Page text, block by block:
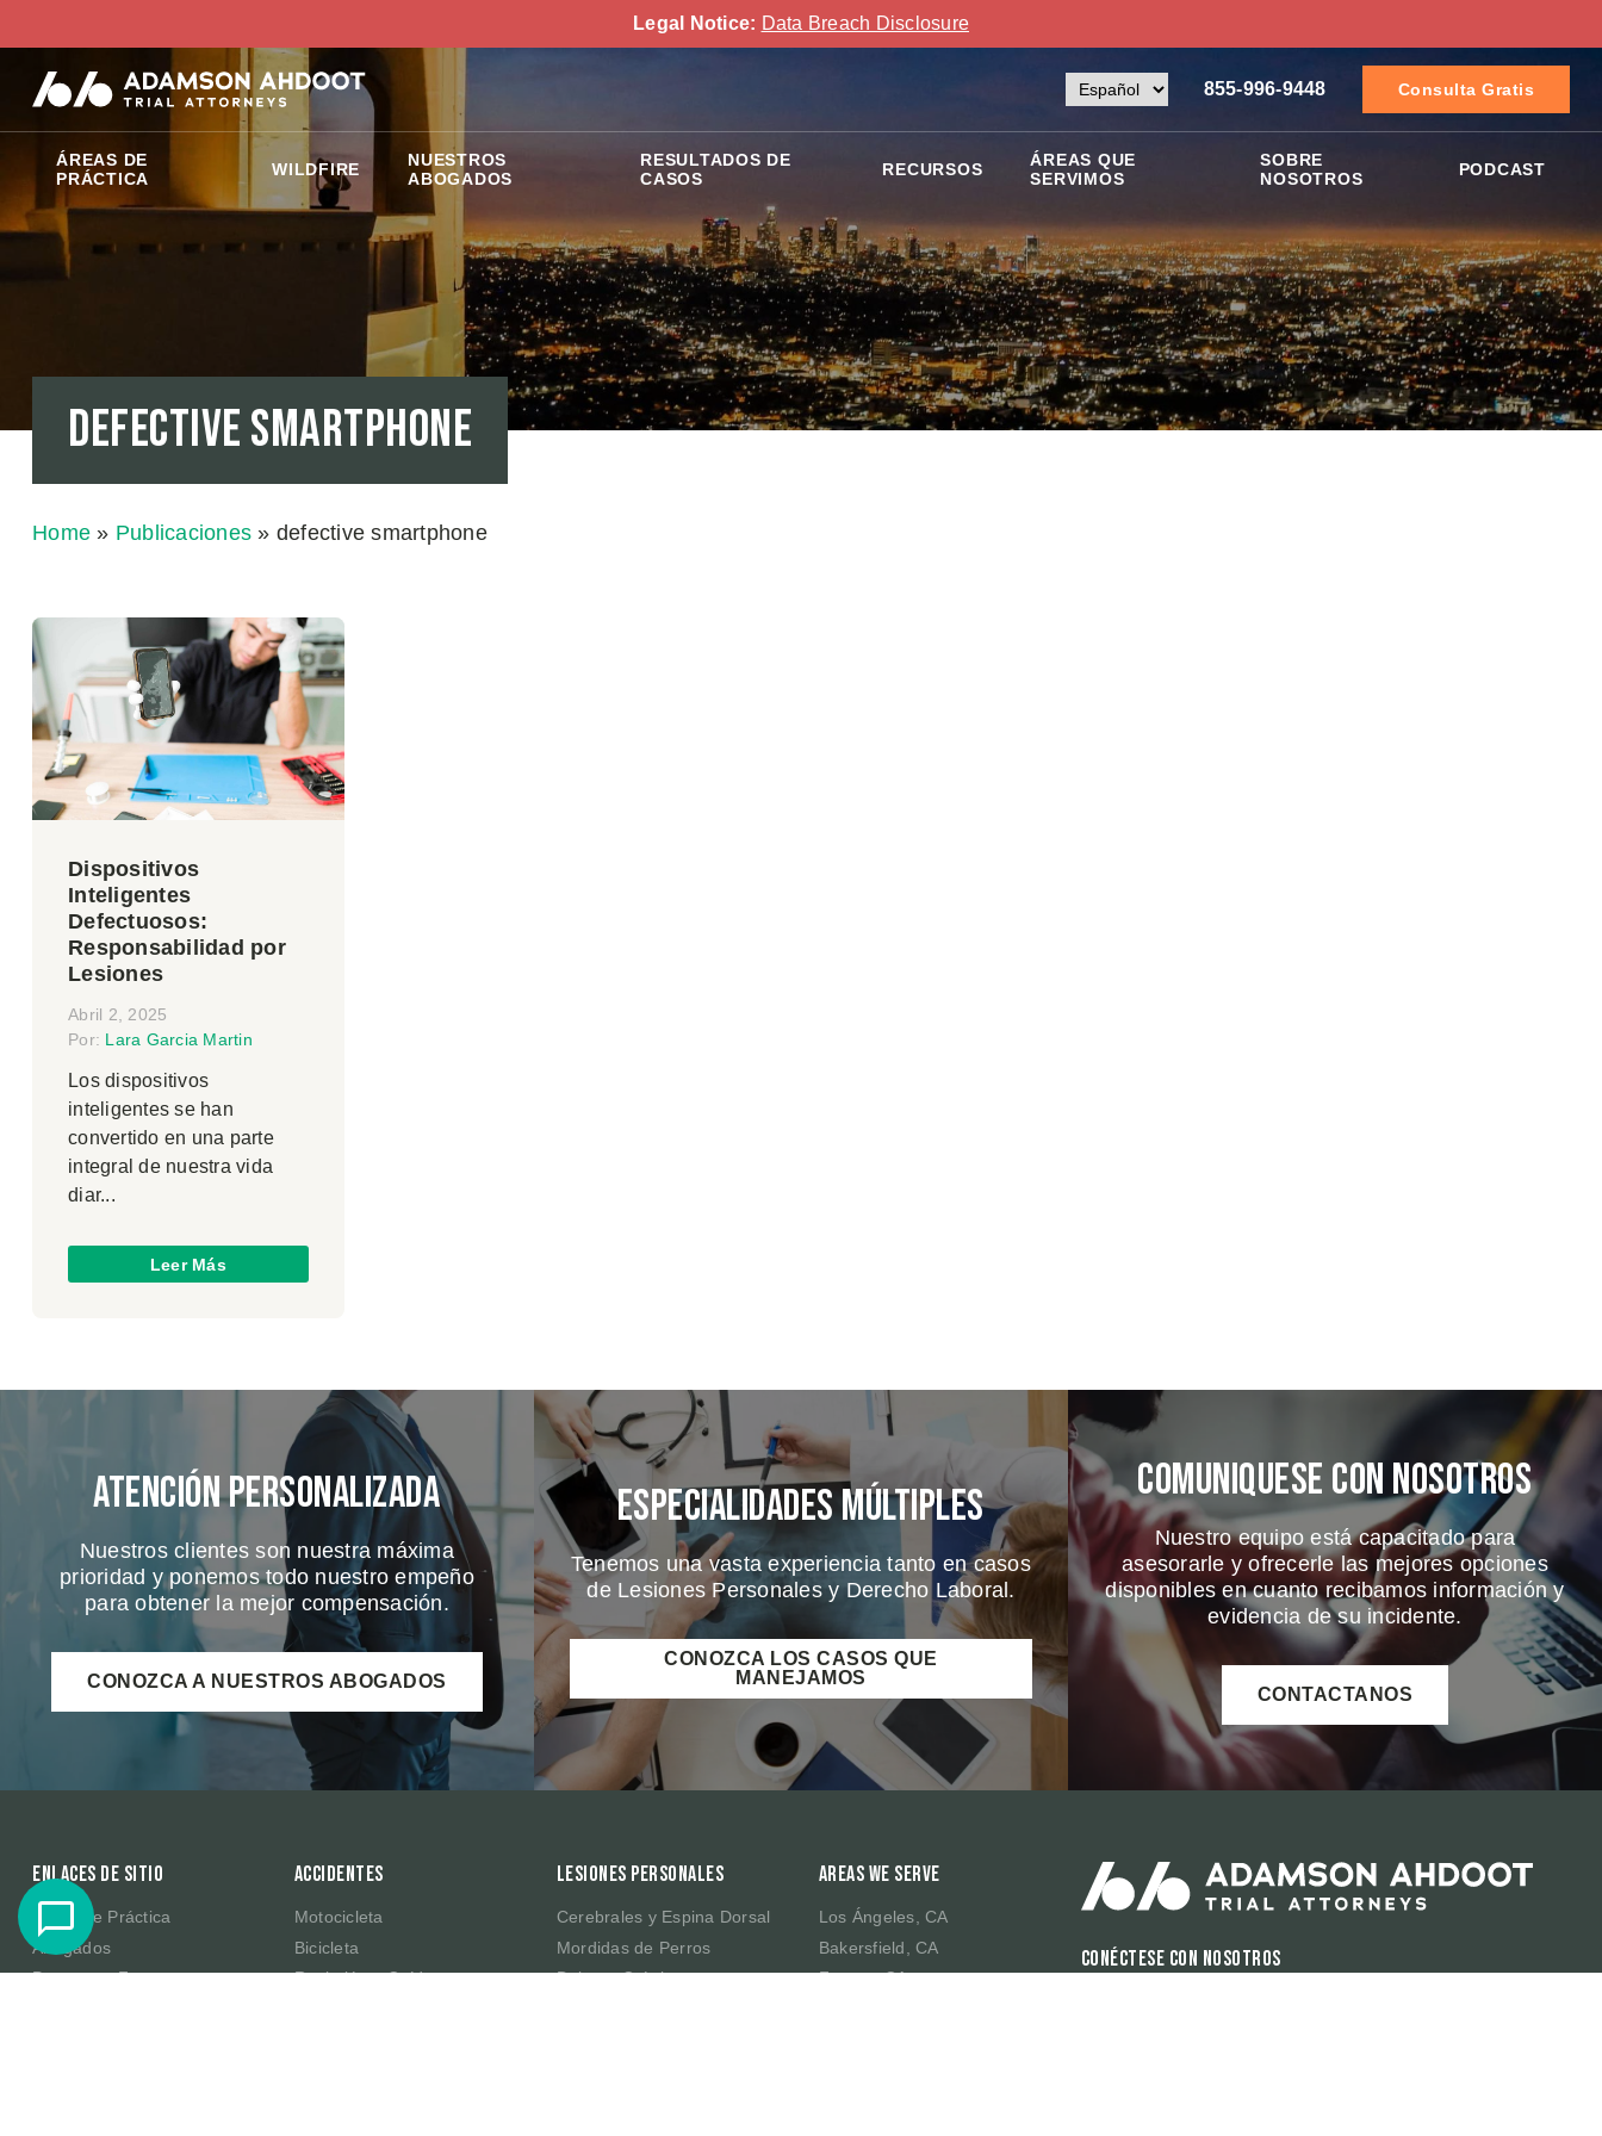
Legal Notice: Data Breach Disclosure
855-996-9448 Consulta Gratis
ÁREAS DE
PRÁCTICA
WILDFIRE
NUESTROS
ABOGADOS
RESULTADOS DE
CASOS
RECURSOS
ÁREAS QUE
SERVIMOS
SOBRE
NOSOTROS
PODCAST
defective smartphone
Home » Publicaciones » defective smartphone
Dispositivos
Inteligentes
Defectuosos:
Responsabilidad por
Lesiones
Abril 2, 2025
Por: Lara Garcia Martin
Los dispositivos
inteligentes se han
convertido en una parte
integral de nuestra vida
diar...
Leer Más
Atención Personalizada
Nuestros clientes son nuestra máxima
prioridad y ponemos todo nuestro empeño
para obtener la mejor compensación.
CONOZCA A NUESTROS ABOGADOS
Especialidades Múltiples
Tenemos una vasta experiencia tanto en casos
de Lesiones Personales y Derecho Laboral.
CONOZCA LOS CASOS QUE
MANEJAMOS
Comuniquese Con Nosotros
Nuestro equipo está capacitado para
asesorarle y ofrecerle las mejores opciones
disponibles en cuanto recibamos información y
evidencia de su incidente.
CONTACTANOS
Enlaces de sitio
Áreas de Práctica
Abogados
Preguntas Frecuentes
Accidentes
Motocicleta
Bicicleta
Resbalón y Caída
Lesiones Personales
Cerebrales y Espina Dorsal
Mordidas de Perros
Dolores Crónicos
Areas We Serve
Los Ángeles, CA
Bakersfield, CA
Fresno, CA
Conéctese con nosotros